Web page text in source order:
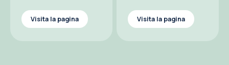
Visita la pagina Visita la pagina